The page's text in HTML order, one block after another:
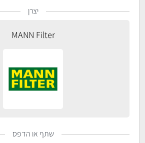
יצרן
MANN Filter
שתף או הדפס